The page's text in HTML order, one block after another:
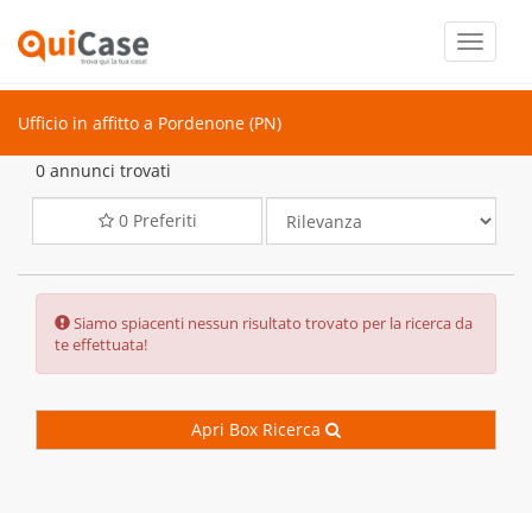
Toggle
Ufficio in affitto a Pordenone (PN)
0 annunci trovati
0Preferiti
Error:
Siamo spiacenti nessun risultato trovato per la ricerca da
te effettuata!
Apri Box Ricerca